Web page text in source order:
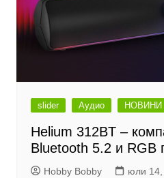
slider Аудио НОВИНИ
Helium 312BT –
Bluetooth 5.2 и RGB
Hobby Bobby юли 14,